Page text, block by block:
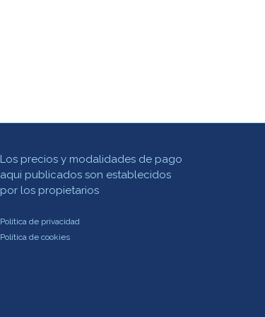
Los precios y modalidades de pago
aqui publicados son establecidos
por los propietarios
Política de privacidad
Política de cookies